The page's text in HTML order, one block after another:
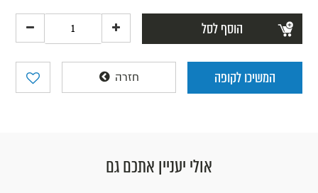
הוסף לסל
המשיכו לקופה חזרה
אולי יעניין אתכם גם